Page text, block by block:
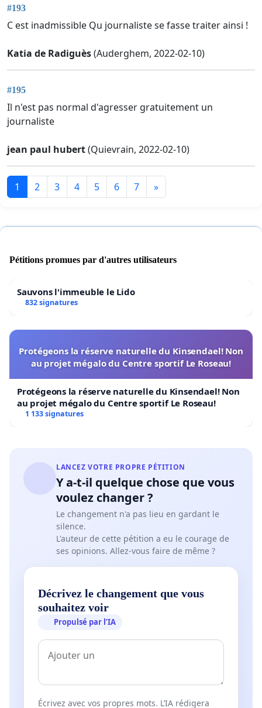
#193
C est inadmissible Qu journaliste se fasse traiter ainsi !
Katia de Radiguès(Auderghem, 2022-02-10)
#195
Il n'est pas normal d'agresser gratuitement un
journaliste
jean paul hubert(Quievrain, 2022-02-10)
1 2 3 4 5 6 7 »
Pétitions promues par d'autres utilisateurs
Sauvons l'immeuble le Lido
832 signatures
Protégeons la réserve naturelle du Kinsendael! Non
au projet mégalo du Centre sportif Le Roseau!
Protégeons la réserve naturelle du Kinsendael! Non
au projet mégalo du Centre sportif Le Roseau!
1 133 signatures
LANCEZ VOTRE PROPRE PÉTITION
Y a-t-il quelque chose que vous
voulez changer ?
Le changement n'a pas lieu en gardant le
silence.
L'auteur de cette pétition a eu le courage de
ses opinions. Allez-vous faire de même ?
Décrivez le changement que vous
souhaitez voir
Propulsé par l’IA
Écrivez avec vos propres mots. L’IA rédigera